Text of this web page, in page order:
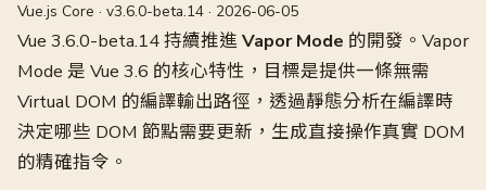
Vue.js Core · v3.6.0-beta.14 · 2026-06-05
Vue 3.6.0-beta.14 持續推進 Vapor Mode 的開發。Vapor
Mode 是 Vue 3.6 的核心特性，目標是提供一條無需
Virtual DOM 的編譯輸出路徑，透過靜態分析在編譯時
決定哪些 DOM 節點需要更新，生成直接操作真實 DOM
的精確指令。